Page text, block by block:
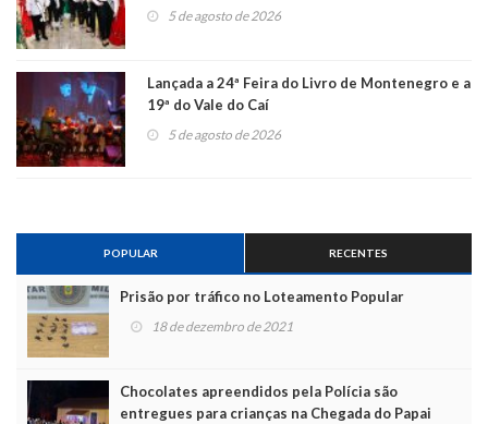
5 de agosto de 2026
Lançada a 24ª Feira do Livro de Montenegro e a
19ª do Vale do Caí
5 de agosto de 2026
POPULAR RECENTES
Prisão por tráfico no Loteamento Popular
18 de dezembro de 2021
Chocolates apreendidos pela Polícia são
entregues para crianças na Chegada do Papai